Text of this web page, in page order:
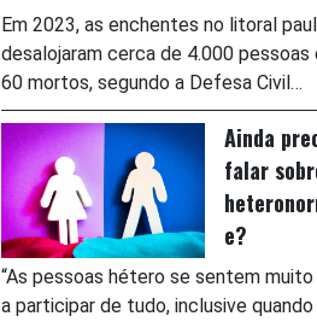
Em 2023, as enchentes no litoral
desalojaram cerca de 4.000 pessoas
60 mortos, segundo a Defesa Civil…
Ainda
falar
e?
“As pessoas hétero se sentem muito
a participar de tudo, inclusive